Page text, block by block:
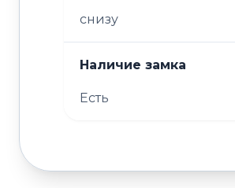
снизу
Наличие замка
Есть